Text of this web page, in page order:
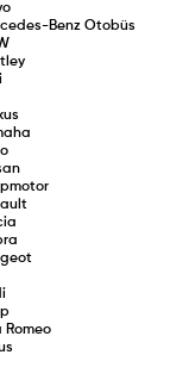
Benz Otobüs
Romeo